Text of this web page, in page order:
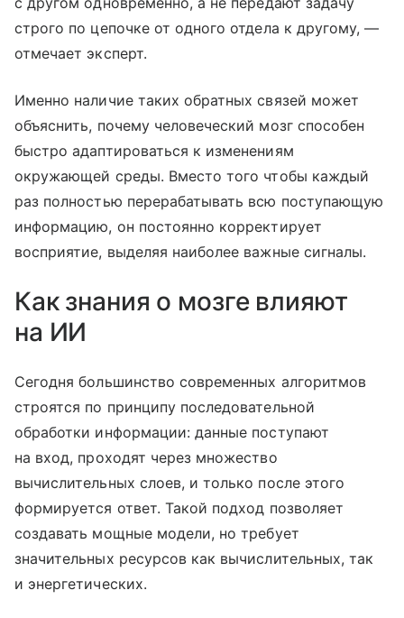
строго по цепочке от одного отдела к другому, —
отмечает эксперт.
Именно наличие таких обратных связей может
объяснить, почему человеческий мозг способен
быстро адаптироваться к изменениям
окружающей среды. Вместо того чтобы каждый
раз полностью перерабатывать всю поступающую
информацию, он постоянно корректирует
восприятие, выделяя наиболее важные сигналы.
Как знания о мозге влияют
на ИИ
Сегодня большинство современных алгоритмов
строятся по принципу последовательной
обработки информации: данные поступают
на вход, проходят через множество
вычислительных слоев, и только после этого
формируется ответ. Такой подход позволяет
создавать мощные модели, но требует
значительных ресурсов как вычислительных, так
и энергетических.